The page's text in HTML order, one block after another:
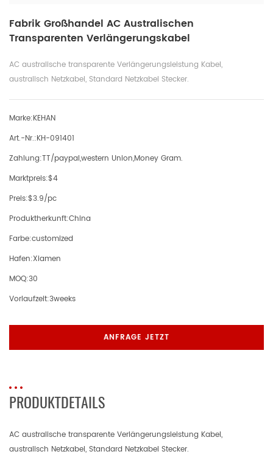
Fabrik Großhandel AC Australischen
Transparenten Verlängerungskabel
AC australische transparente Verlängerungsleistung Kabel,
australisch Netzkabel, Standard Netzkabel Stecker.
Marke:KEHAN
Art.-Nr.:KH-091401
Zahlung:TT/paypal,western Union,Money Gram.
Marktpreis:$4
Preis:$3.9/pc
Produktherkunft:China
Farbe:customized
Hafen:Xiamen
MOQ:30
Vorlaufzeit:3weeks
ANFRAGE JETZT
PRODUKTDETAILS
AC australische transparente Verlängerungsleistung Kabel,
australisch Netzkabel, Standard Netzkabel Stecker.